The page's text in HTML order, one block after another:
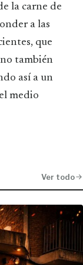
la carne de
a las
que
también
así a un
medio
Ver todo